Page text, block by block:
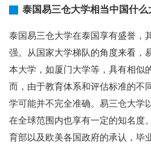
泰国易三仓大学相当中国什么
泰国易三仓大学在泰国享有盛誉，
强。从国家大学梯队的角度来看，
本大学，如厦门大学等，具有相似
而，由于教育体系和评估标准的不
学可能并不完全准确。易三仓大学
在全球范围内也享有一定的知名度
育部以及欧美各国政府的承认，毕